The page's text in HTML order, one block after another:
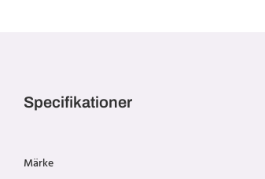
Specifikationer
Märke